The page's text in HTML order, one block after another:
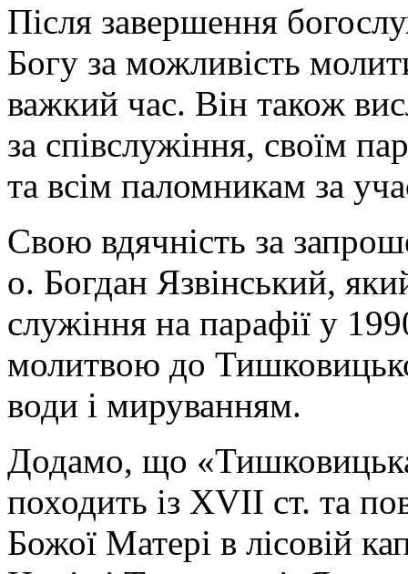
Після завершення
Богу за можливість
важкий час. Він також
за співслужіння, своїм
та всім паломникам за
Свою вдячність за
о. Богдан Язвінський,
служіння на парафії у
молитвою до
води і мируванням.
Додамо, що «Тишковицька
походить із XVII ст. та
Божої Матері в лісовій